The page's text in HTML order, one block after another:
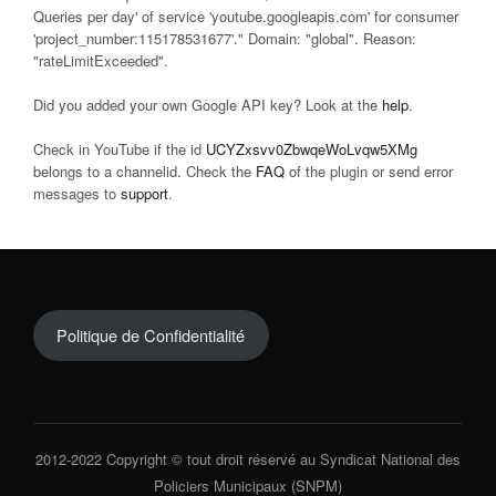
Queries per day' of service 'youtube.googleapis.com' for consumer
'project_number:115178531677'." Domain: "global". Reason:
"rateLimitExceeded".
Did you added your own Google API key? Look at the help.
Check in YouTube if the id UCYZxsvv0ZbwqeWoLvqw5XMg
belongs to a channelid. Check the FAQ of the plugin or send error
messages to support.
Politique de Confidentialité
2012-2022 Copyright © tout droit réservé au Syndicat National des
Policiers Municipaux (SNPM)